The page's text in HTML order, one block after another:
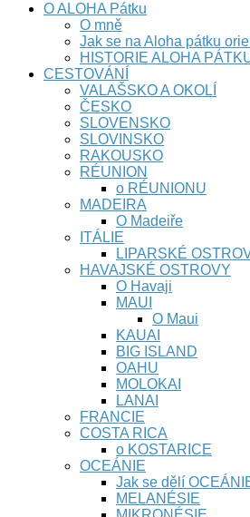
O ALOHA Pátku
O mně
Jak se na Aloha pátku
HISTORIE ALOHA
CESTOVÁNÍ
VALAŠSKO A OKOLÍ
ČESKO
SLOVENSKO
SLOVINSKO
RAKOUSKO
RÉUNION
o RÉUNIONU
MADEIRA
O Madeiře
ITÁLIE
LIPARSKÉ
HAVAJSKÉ OSTROVY
O Havaji
MAUI
O Maui
KAUAI
BIG ISLAND
OAHU
MOLOKAI
LANAI
FRANCIE
COSTA RICA
o KOSTARICE
OCEÁNIE
Jak se dělí
MELANÉSIE